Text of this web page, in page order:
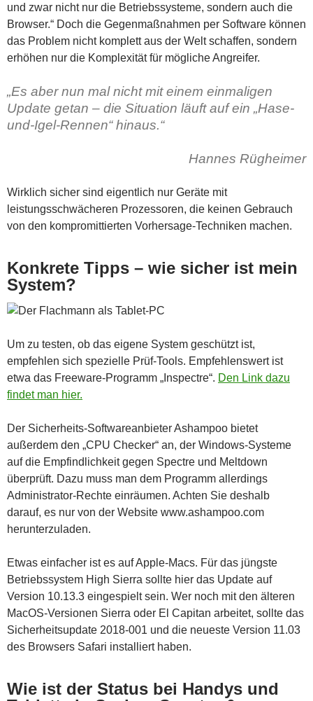
und zwar nicht nur die Betriebssysteme, sondern auch die
Browser.“ Doch die Gegenmaßnahmen per Software können
das Problem nicht komplett aus der Welt schaffen, sondern
erhöhen nur die Komplexität für mögliche Angreifer.
„Es aber nun mal nicht mit einem einmaligen
Update getan – die Situation läuft auf ein „Hase-
und-Igel-Rennen“ hinaus.“
Hannes Rügheimer
Wirklich sicher sind eigentlich nur Geräte mit
leistungsschwächeren Prozessoren, die keinen Gebrauch
von den kompromittierten Vorhersage-Techniken machen.
Konkrete Tipps – wie sicher ist mein
System?
Um zu testen, ob das eigene System geschützt ist,
empfehlen sich spezielle Prüf-Tools. Empfehlenswert ist
etwa das Freeware-Programm „Inspectre“. Den Link dazu
findet man hier.
Der Sicherheits-Softwareanbieter Ashampoo bietet
außerdem den „CPU Checker“ an, der Windows-Systeme
auf die Empfindlichkeit gegen Spectre und Meltdown
überprüft. Dazu muss man dem Programm allerdings
Administrator-Rechte einräumen. Achten Sie deshalb
darauf, es nur von der Website www.ashampoo.com
herunterzuladen.
Etwas einfacher ist es auf Apple-Macs. Für das jüngste
Betriebssystem High Sierra sollte hier das Update auf
Version 10.13.3 eingespielt sein. Wer noch mit den älteren
MacOS-Versionen Sierra oder El Capitan arbeitet, sollte das
Sicherheitsupdate 2018-001 und die neueste Version 11.03
des Browsers Safari installiert haben.
Wie ist der Status bei Handys und